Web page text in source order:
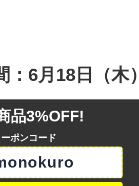
：6月18日（木
品3%OFF!
ポンコード